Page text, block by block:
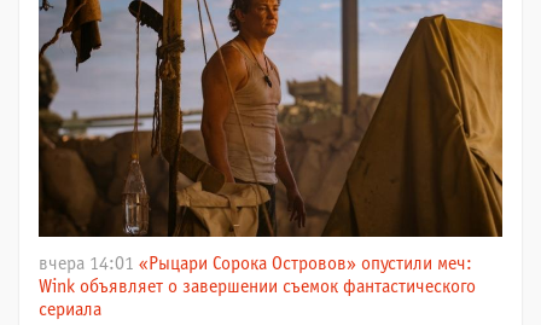
вчера 14:01 «Рыцари Сорока Островов» опустили меч:
Wink объявляет о завершении съемок фантастического
сериала